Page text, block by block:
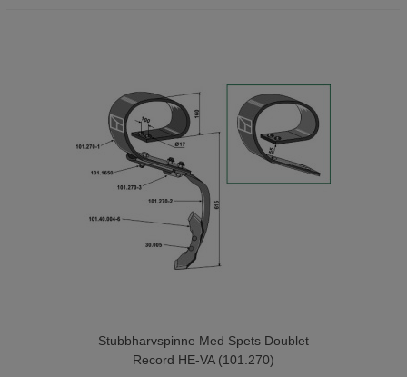
Stubbharvspinne Med Spets Doublet
Record HE-VA (101.270)